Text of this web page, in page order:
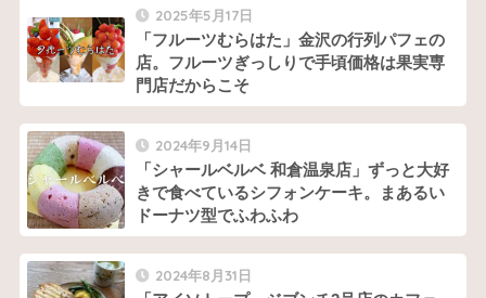
2025年5月17日
「フルーツむらはた」金沢の行列パフェの
店。フルーツぎっしりで手頃価格は果実専
門店だからこそ
2024年9月14日
「シャールベルベ 和倉温泉店」ずっと大好
きで食べているシフォンケーキ。まあるい
ドーナツ型でふわふわ
2024年8月31日